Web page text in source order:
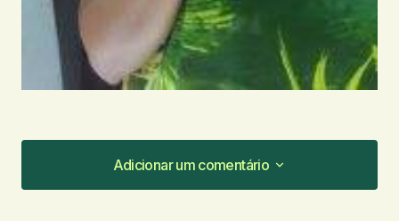
Adicionar um comentário
Adicionar um comentário